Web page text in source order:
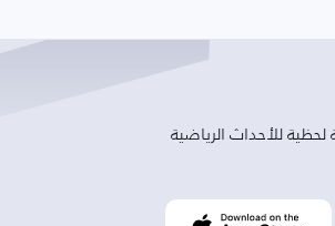
للأحداث الرياضية